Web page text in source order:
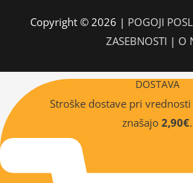
Copyright © 2026 | POGOJI
ZASEBNOSTI | O
DOSTAVA
Stroške dostave pri
znašajo 2,90€.